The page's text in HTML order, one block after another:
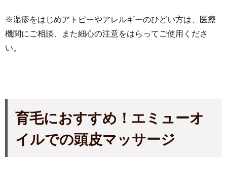
※湿疹をはじめアトピーやアレルギーのひどい方は、医療
機関にご相談、また細心の注意をはらってご使用くださ
い。
育毛におすすめ！エミューオ
イルでの頭皮マッサージ